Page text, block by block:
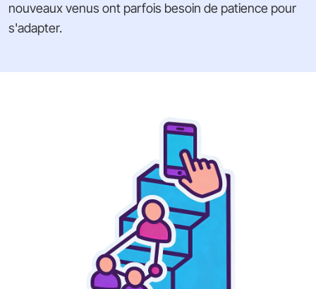
nouveaux venus ont parfois besoin de patience pour
s'adapter.